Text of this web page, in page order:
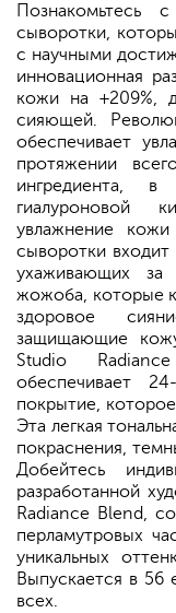
Познакомьтесь
сыворотки,
с научными
инновационная
кожи на +209%,
сияющей.
обеспечивает
протяжении
ингредиента,
гиалуроновой
увлажнение
сыворотки
ухаживающих
жожоба, которые
здоровое
защищающие
Studio
обеспечивает
покрытие,
Эта легкая
покраснения,
Добейтесь
разработанной
Radiance Blend,
перламутровых
уникальных
Выпускается в 56
всех.